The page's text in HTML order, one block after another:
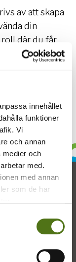
innehållet
funktioner
Vi
och annan
medier och
med.
med annan
som de har
av att skapa
din
där du får
och
till oss!